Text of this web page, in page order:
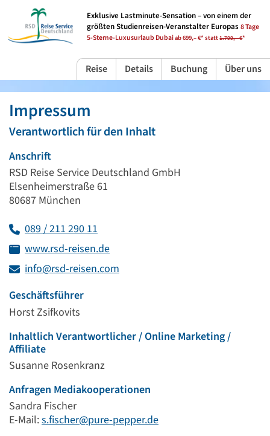
Exklusive Lastminute-Sensation –von einem der
größten Studienreisen-Veranstalter Europas 8 Tage
5-Sterne-Luxusurlaub Dubaiab 699,– €* statt1.799,– €*
Reise Details Buchung Über uns
Impressum
Verantwortlich für den Inhalt
Anschrift
RSD Reise Service Deutschland GmbH
Elsenheimerstraße 61
80687 München
089 / 211 290 11
www.rsd-reisen.de
info@rsd-reisen.com
Geschäftsführer
Horst Zsifkovits
Inhaltlich Verantwortlicher / Online Marketing /
Affiliate
Susanne Rosenkranz
Anfragen Mediakooperationen
Sandra Fischer
E-Mail:s.fischer@pure-pepper.de